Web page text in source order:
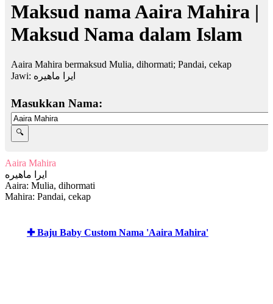
Maksud nama Aaira Mahira |
Maksud Nama dalam Islam
Aaira Mahira bermaksud Mulia, dihormati; Pandai, cekap
Jawi: ایرا ماهيره
Masukkan Nama:
Aaira Mahira
ایرا ماهيره
Aaira: Mulia, dihormati
Mahira: Pandai, cekap
✚ Baju Baby Custom Nama 'Aaira Mahira'